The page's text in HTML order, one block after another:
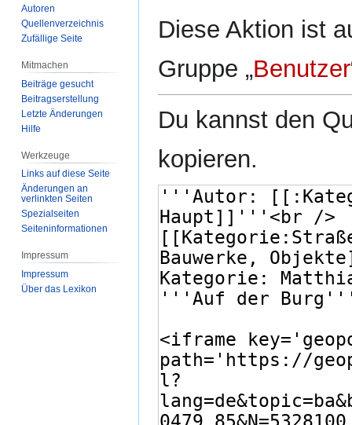
Diese Aktion ist
Gruppe „Benutzer
Du kannst den
kopieren.
Autoren
Quellenverzeichnis
Zufällige Seite
Mitmachen
Beiträge gesucht
Beitragserstellung
Letzte Änderungen
Hilfe
Werkzeuge
Links auf diese Seite
Änderungen an
verlinkten Seiten
Spezialseiten
Seiten­­informationen
Impressum
Impressum
Über das Lexikon